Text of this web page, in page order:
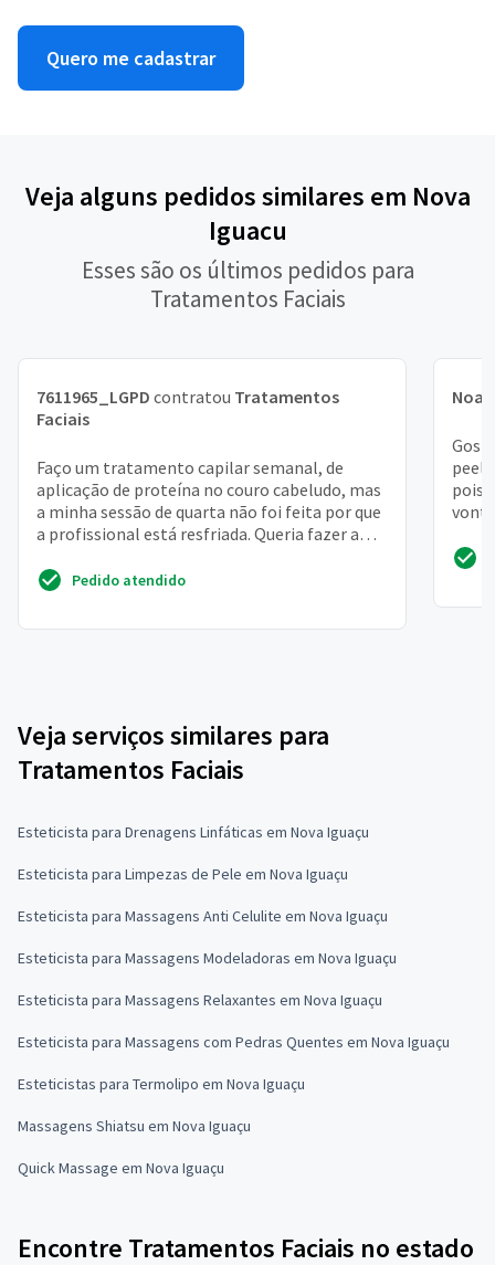
Quero me cadastrar
Veja alguns pedidos similares em Nova
Iguacu
Esses são os últimos pedidos para
Tratamentos Faciais
7611965_LGPD contratou Tratamentos
Faciais
Faço um tratamento capilar semanal, de
aplicação de proteína no couro cabeludo, mas
a minha sessão de quarta não foi feita por que
a profissional está resfriada. Queria fazer a
Pedido atendido
Noah
pois
Veja serviços similares para
Tratamentos Faciais
Esteticista para Drenagens Linfáticas em Nova Iguaçu
Esteticista para Limpezas de Pele em Nova Iguaçu
Esteticista para Massagens Anti Celulite em Nova Iguaçu
Esteticista para Massagens Modeladoras em Nova Iguaçu
Esteticista para Massagens Relaxantes em Nova Iguaçu
Esteticista para Massagens com Pedras Quentes em Nova Iguaçu
Esteticistas para Termolipo em Nova Iguaçu
Massagens Shiatsu em Nova Iguaçu
Quick Massage em Nova Iguaçu
Encontre Tratamentos Faciais no estado